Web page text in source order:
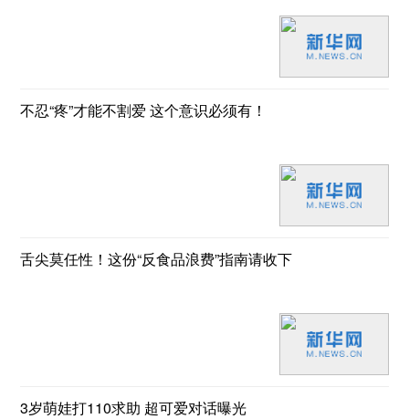
不忍“疼”才能不割爱 这个意识必须有！
舌尖莫任性！这份“反食品浪费”指南请收下
3岁萌娃打110求助 超可爱对话曝光